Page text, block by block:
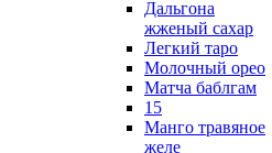
Дальгона
жженый сахар
Легкий таро
Молочный орео
Матча баблгам
15
Манго травяное
желе